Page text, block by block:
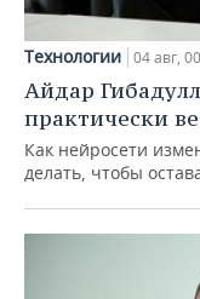
Технологии 04 авг,
Айдар
практически
Как нейросети
делать, чтобы